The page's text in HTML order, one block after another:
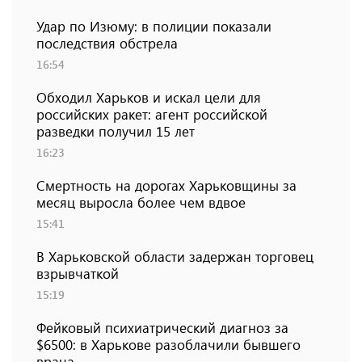
Удар по Изюму: в полиции показали
последствия обстрела
16:54
Обходил Харьков и искал цели для
российских ракет: агент российской
разведки получил 15 лет
16:23
Смертность на дорогах Харьковщины за
месяц выросла более чем вдвое
15:41
В Харьковской области задержан торговец
взрывчаткой
15:19
Фейковый психиатрический диагноз за
$6500: в Харькове разоблачили бывшего